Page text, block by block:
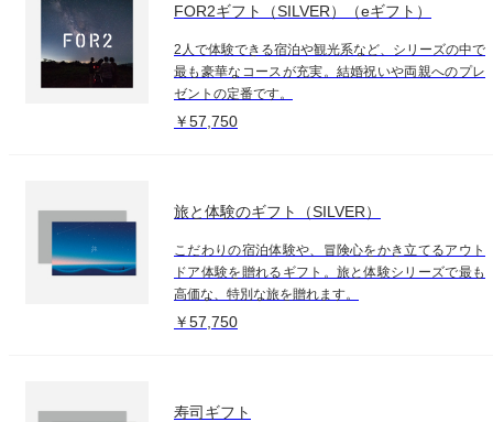
FOR2ギフト（SILVER）（eギフト）
2人で体験できる宿泊や観光系など、シリーズの中で
最も豪華なコースが充実。結婚祝いや両親へのプレ
ゼントの定番です。
￥57,750
旅と体験のギフト（SILVER）
こだわりの宿泊体験や、冒険心をかき立てるアウト
ドア体験を贈れるギフト。旅と体験シリーズで最も
高価な、特別な旅を贈れます。
￥57,750
寿司ギフト